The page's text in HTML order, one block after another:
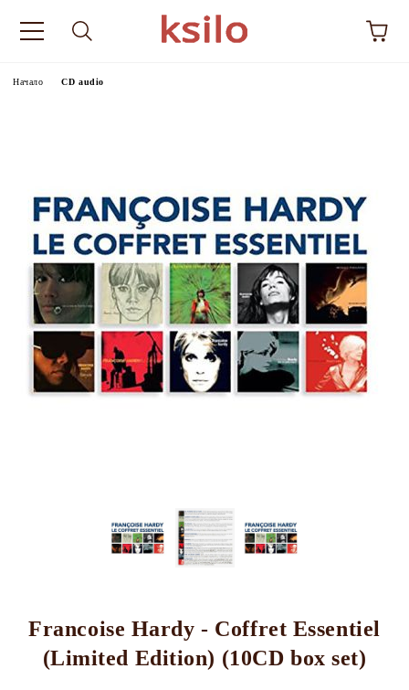
Начало CD audio
Francoise Hardy - Coffret Essentiel
(Limited Edition) (10CD box set)